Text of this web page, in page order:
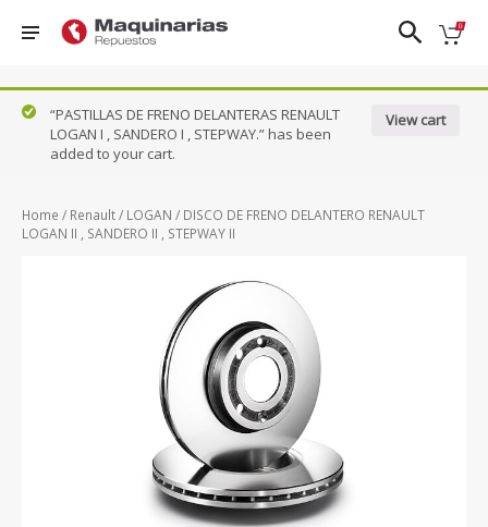
Nissan
Honda
FRONTIER
FRONTIER
NP300
NAVARA
PATHFINDER
SENTRA
CLASICO
B13
VER TODOS
View cart
“PASTILLAS DE FRENO DELANTERAS RENAULT
LOGAN I , SANDERO I , STEPWAY.” has been
added to your cart.
Home / Renault/ LOGAN / DISCO DE FRENO DELANTERO RENAULT
LOGAN II , SANDERO II , STEPWAY II